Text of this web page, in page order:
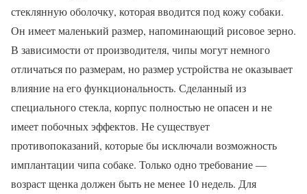
стеклянную оболочку, которая вводится под кожу собаки.
Он имеет маленький размер, напоминающий рисовое зерно.
В зависимости от производителя, чипы могут немного
отличаться по размерам, но размер устройства не оказывает
влияние на его функциональность. Сделанный из
специального стекла, корпус полностью не опасен и не
имеет побочных эффектов. Не существует
противопоказаний, которые бы исключали возможность
имплантации чипа собаке. Только одно требование —
возраст щенка должен быть не менее 10 недель. Для